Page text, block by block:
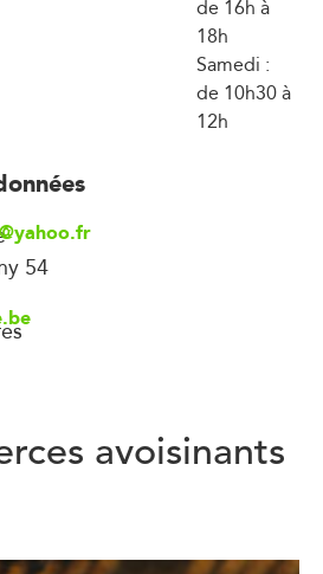
de 16h à
18h
Samedi :
de 10h30 à
12h
54
avoisinants